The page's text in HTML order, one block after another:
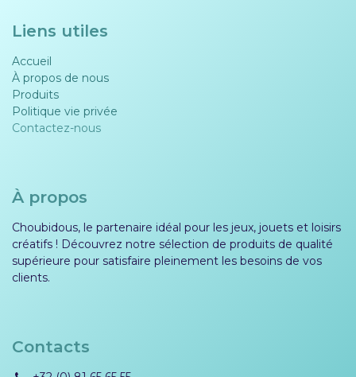
Liens utiles
Accueil
À propos de nous
Produits
Politique vie privée​​
Contactez-nous
À propos
Choubidous, le partenaire idéal pour les jeux, jouets et loisirs
créatifs ! Découvrez notre sélection de produits de qualité
supérieure pour satisfaire pleinement les besoins de vos
clients.
Contacts